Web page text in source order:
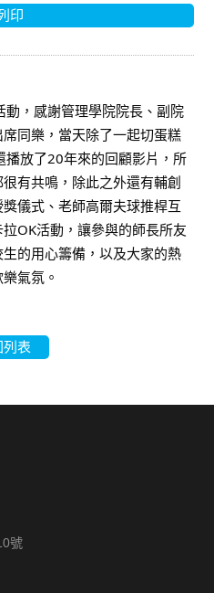
印
，感謝管理學院院長、副院
同樂，當天除了一起切蛋糕
放了20年來的回顧影片，所
有共鳴，除此之外還有輔創
儀式、老師高爾夫球推桿互
OK活動，讓參與的師長所友
的用心籌備，以及大家的熱
氣氛。
列表
號